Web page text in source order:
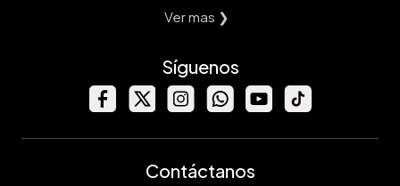
Ver mas ❯
Síguenos
Contáctanos